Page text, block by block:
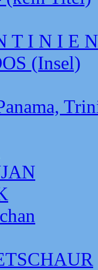
T I N I E N
(Insel)